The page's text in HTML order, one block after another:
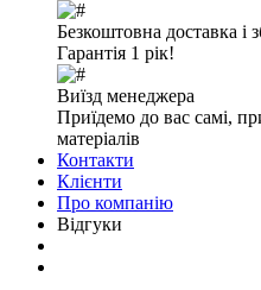
Безкоштовна доставка і
Гарантія 1 рік!
Виїзд менеджера
Приїдемо до вас самі,
матеріалів
Контакти
Клієнти
Про компанію
Відгуки